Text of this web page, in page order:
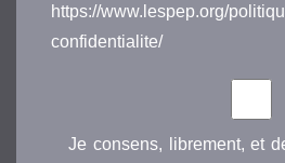
https://www.lespep.org/
confidentialite/
Je consens, librement, et